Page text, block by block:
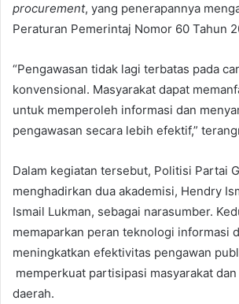
procurement, yang penerapannya
Peraturan Pemerintaj Nomor 60 Tahun
“Pengawasan tidak lagi terbatas pada
konvensional. Masyarakat dapat
untuk memperoleh informasi dan
pengawasan secara lebih efektif,”
Dalam kegiatan tersebut, Politisi Partai
menghadirkan dua akademisi, Hendry
Ismail Lukman, sebagai narasumber.
memaparkan peran teknologi informasi
meningkatkan efektivitas pengawan
memperkuat partisipasi masyarakat
daerah.